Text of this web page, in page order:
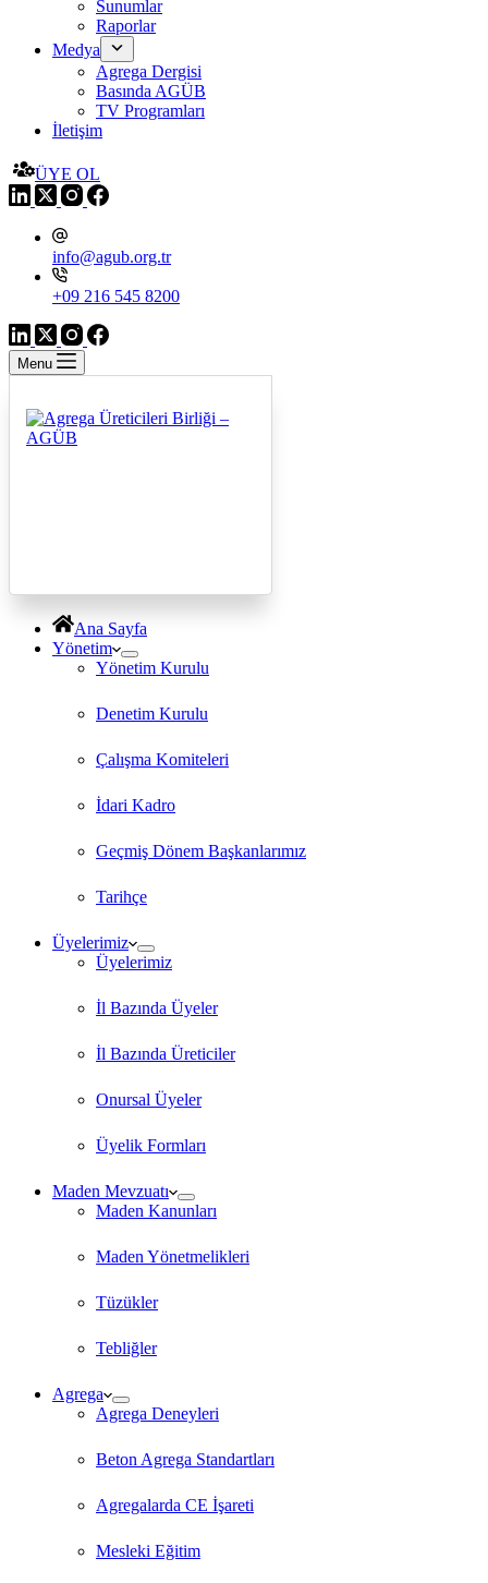
Sunumlar
Raporlar
Medya
Agrega Dergisi
Basında AGÜB
TV Programları
İletişim
ÜYE OL
info@agub.org.tr
+09 216 545 8200
Menu
Ana Sayfa
Yönetim
Yönetim Kurulu
Denetim Kurulu
Çalışma Komiteleri
İdari Kadro
Geçmiş Dönem Başkanlarımız
Tarihçe
Üyelerimiz
Üyelerimiz
İl Bazında Üyeler
İl Bazında Üreticiler
Onursal Üyeler
Üyelik Formları
Maden Mevzuatı
Maden Kanunları
Maden Yönetmelikleri
Tüzükler
Tebliğler
Agrega
Agrega Deneyleri
Beton Agrega Standartları
Agregalarda CE İşareti
Mesleki Eğitim